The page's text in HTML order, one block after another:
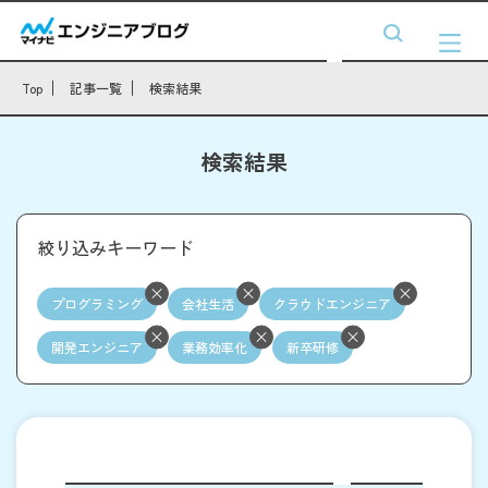
Top 記事一覧 検索結果
検索結果
絞り込みキーワード
プログラミング 会社生活 クラウドエンジニア
開発エンジニア 業務効率化 新卒研修